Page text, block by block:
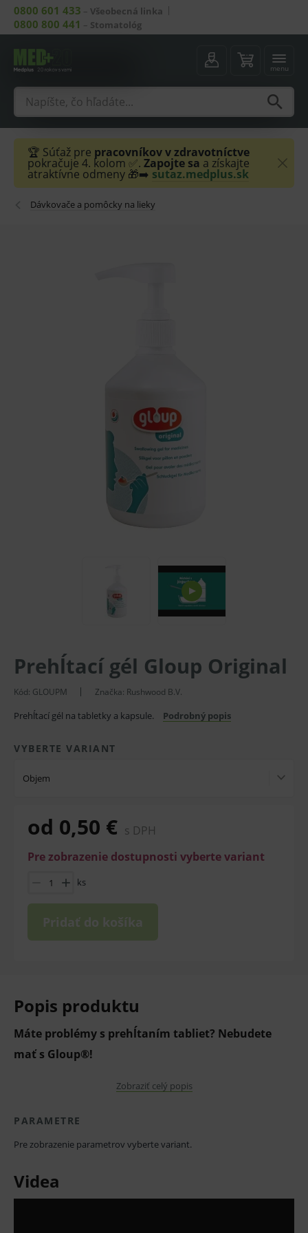
0800 601 433 – Všeobecná linka
0800 800 441 – Stomatológ
menu
🏆 Súťaž pre pracovníkov v zdravotníctve
pokračuje 4. kolom ✅. Zapojte sa a získajte
atraktívne odmeny 🎁➡️ sutaz.medplus.sk
Dávkovače a pomôcky na lieky
Prehĺtací gél Gloup Original
Kód: GLOUPM Značka: Rushwood B.V.
Prehĺtací gél na tabletky a kapsule. Podrobný popis
VYBERTE VARIANT
Objem
od 0,50 € s DPH
Pre zobrazenie dostupnosti vyberte variant
ks
Pridať do košíka
Popis produktu
Máte problémy s prehĺtaním tabliet? Nebudete
mať s Gloup®!
Gloup je prvý účelovo určený lubrikačný prípravok,
vďaka ktorému je príjem perorálnych tabliet a liekov
Uľahčuje prehltnutie tabliet, kapsúl, vitamínov a
práškov.
Zobraziť celý popis
PARAMETRE
Pre zobrazenie parametrov vyberte variant.
Videa